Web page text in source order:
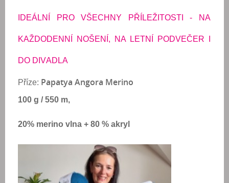
IDEÁLNÍ PRO VŠECHNY PŘÍLEŽITOSTI - NA
KAŽDODENNÍ NOŠENÍ, NA LETNÍ PODVEČER I
DO DIVADLA
Příze: Papatya Angora Merino
100 g / 550 m,
20% merino vlna + 80 % akryl